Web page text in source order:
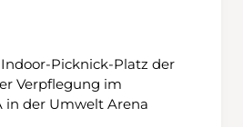
Picknick-Platz der
Verpflegung im
in der Umwelt Arena